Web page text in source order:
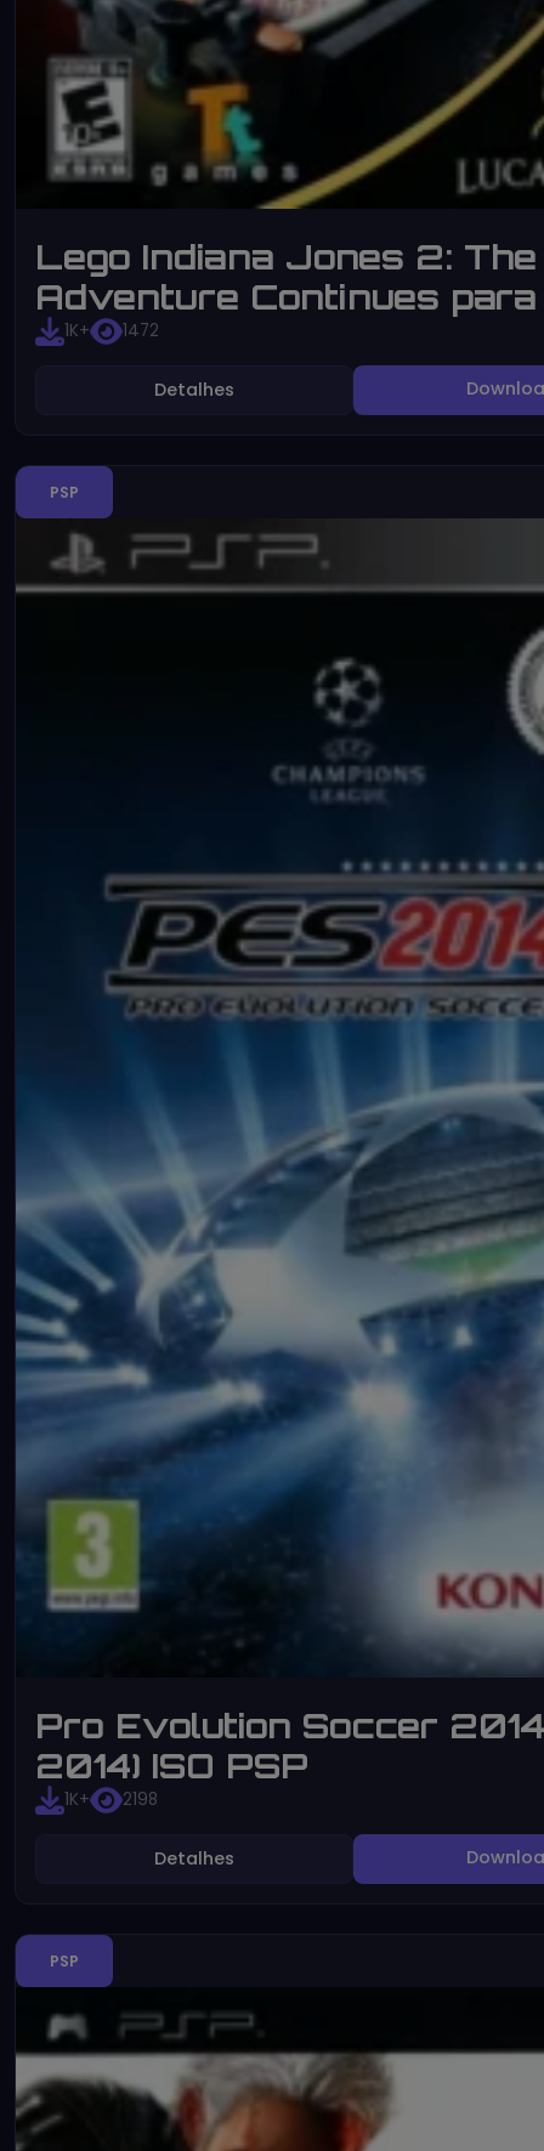
Lego Indiana Jones 2: The
Adventure Continues para
1K+ 1472
Detalhes
PSP
Pro Evolution Soccer
2014) ISO PSP
1K+ 2198
Detalhes
PSP